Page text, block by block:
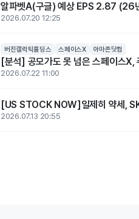
알파벳A(구글) 예상 EPS 2.87 (26
2026.07.20 12:25
버진갤럭틱홀딩스 스페이스X 아마존닷컴
[분석] 공모가도 못 넘은 스페이스X,
2026.07.22 11:00
[US STOCK NOW]일제히 약세,
2026.07.13 20:55